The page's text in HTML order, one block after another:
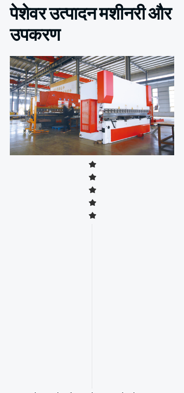
पेशेवर उत्पादन मशीनरी और
उपकरण